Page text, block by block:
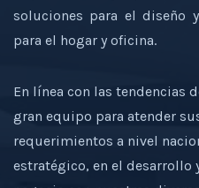
soluciones para el diseño
para el hogar y oficina.
En línea con las tendencias
gran equipo para atender
requerimientos a nivel
estratégico, en el desarrollo